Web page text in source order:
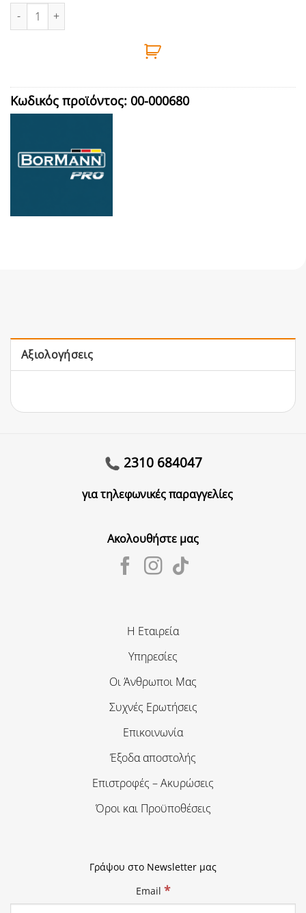
ΜΑΣΚΑ ΗΛΕΚΤΡΟΚΟΛΛΗΣΗΣ ΗΛΕΚΤΡΟΝΙΚΗ BORMANN -
Κωδικός προϊόντος: 00-000680
Αξιολογήσεις
2310 684047
για τηλεφωνικές παραγγελίες
Ακολουθήστε μας
Η Εταιρεία
Υπηρεσίες
Οι Άνθρωποι Μας
Συχνές Ερωτήσεις
Επικοινωνία
Έξοδα αποστολής
Επιστροφές – Ακυρώσεις
Όροι και Προϋποθέσεις
Γράψου στο Newsletter μας
Email *